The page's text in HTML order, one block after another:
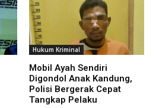
Hukum Kriminal
Mobil Ayah Sendiri
Digondol Anak Kandung,
Polisi Bergerak Cepat
Tangkap Pelaku